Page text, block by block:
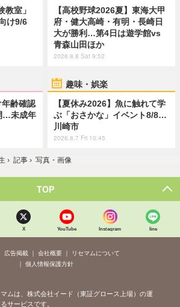
教室」
け9/6
【高校野球2026夏】東海大甲
府・健大高崎・有明・長崎日
大が勝利…第4日は遊学館vs
青森山田ほか
2026.8.8 Sat 9:52
齢確認
…未成年
趣味・娯楽
【夏休み2026】魚に触れて学
ぶ「おさかな」イベント8/8…
川崎市
2026.8.7 Fri 10:45
› 記事 › 写真・画像
TOP
X YouTube Instagram line
広告掲載 会社概要
リセマムについて
個人情報保護方針
マムは、株式会社イード（東証グロース上場）の運
サービスです。